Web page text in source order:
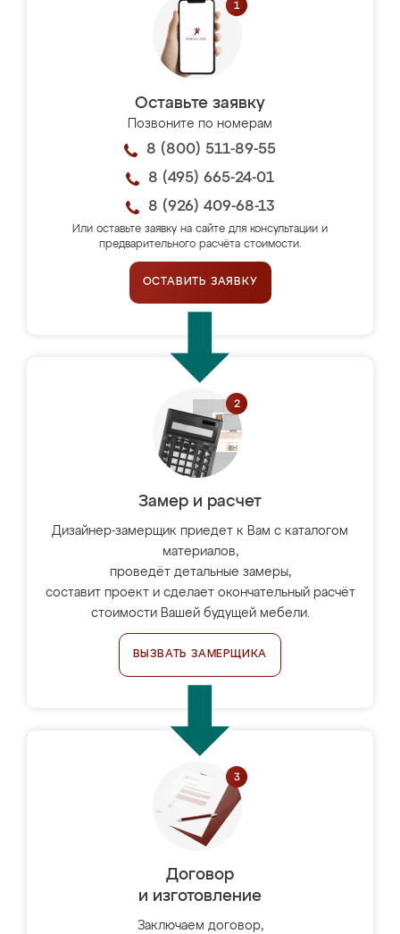
Оставьте заявку
Позвоните по номерам
8 (800) 511-89-55
8 (495) 665-24-01
8 (926) 409-68-13
Или оставьте заявку на сайте для консультации и
предварительного расчёта стоимости.
ОСТАВИТЬ ЗАЯВКУ
Замер и расчет
Дизайнер-замерщик приедет к Вам с каталогом
материалов,
проведёт детальные замеры,
составит проект и сделает окончательный расчёт
стоимости Вашей будущей мебели.
ВЫЗВАТЬ ЗАМЕРЩИКА
Договор
и изготовление
Заключаем договор,